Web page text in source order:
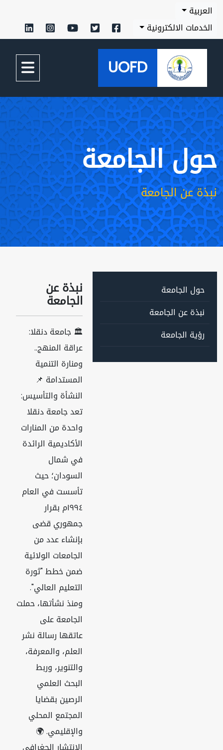
العربية
الخدمات الالكترونية
UOFD
حول الجامعة
نبذة عن الجامعة
حول الجامعة
نبذة عن الجامعة
رؤية الجامعة
نبذة عن
الجامعة
🏛️ جامعة دنقلا:
عراقة المنهج..
ومنارة التنمية
المستدامة 📌
النشأة والتأسيس:
تعد جامعة دنقلا
واحدة من المنارات
الأكاديمية الرائدة
في شمال
السودان؛ حيث
تأسست في العام
١٩٩٤م بقرار
جمهوري قضى
بإنشاء عدد من
الجامعات الولائية
ضمن خطط "ثورة
التعليم العالي".
ومنذ نشأتها، حملت
الجامعة على
عاتقها رسالة نشر
العلم، والمعرفة،
والتنوير، وربط
البحث العلمي
الرصين بقضايا
المجتمع المحلي
والإقليمي. 🌍